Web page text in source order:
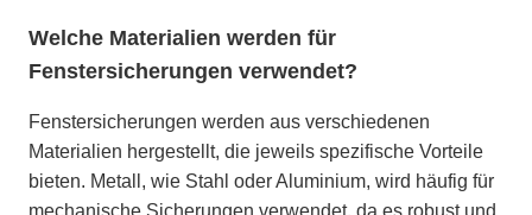
Welche Materialien werden für
Fenstersicherungen verwendet?
Fenstersicherungen werden aus verschiedenen
Materialien hergestellt, die jeweils spezifische Vorteile
bieten. Metall, wie Stahl oder Aluminium, wird häufig für
mechanische Sicherungen verwendet, da es robust und